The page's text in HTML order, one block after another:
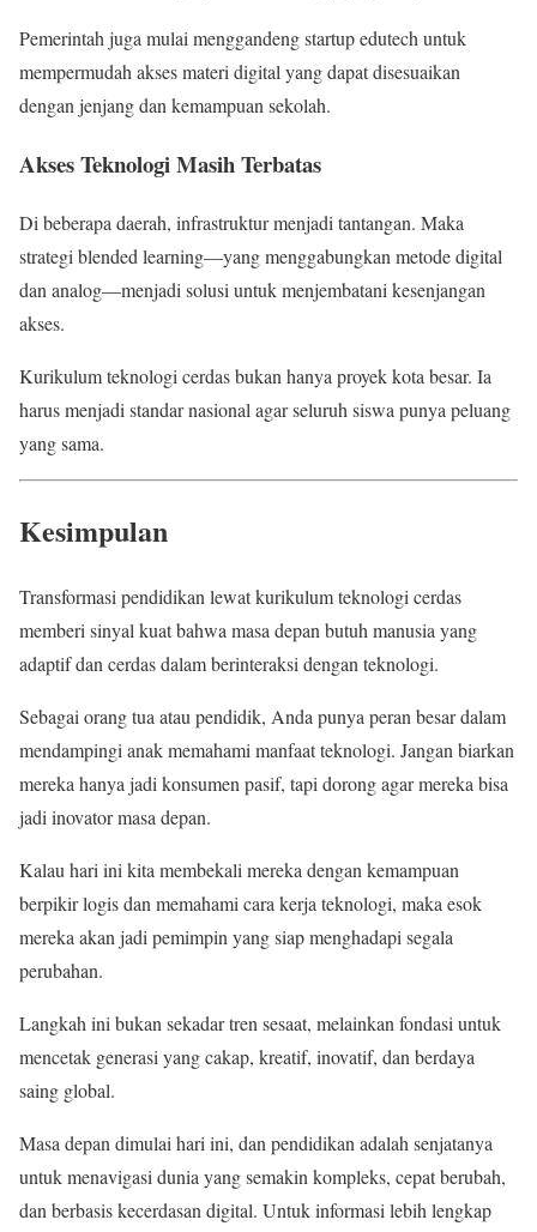
Pemerintah juga mulai menggandeng startup edutech untuk
mempermudah akses materi digital yang dapat disesuaikan
dengan jenjang dan kemampuan sekolah.
Akses Teknologi Masih Terbatas
Di beberapa daerah, infrastruktur menjadi tantangan. Maka
strategi blended learning—yang menggabungkan metode digital
dan analog—menjadi solusi untuk menjembatani kesenjangan
akses.
Kurikulum teknologi cerdas bukan hanya proyek kota besar. Ia
harus menjadi standar nasional agar seluruh siswa punya peluang
yang sama.
Kesimpulan
Transformasi pendidikan lewat kurikulum teknologi cerdas
memberi sinyal kuat bahwa masa depan butuh manusia yang
adaptif dan cerdas dalam berinteraksi dengan teknologi.
Sebagai orang tua atau pendidik, Anda punya peran besar dalam
mendampingi anak memahami manfaat teknologi. Jangan biarkan
mereka hanya jadi konsumen pasif, tapi dorong agar mereka bisa
jadi inovator masa depan.
Kalau hari ini kita membekali mereka dengan kemampuan
berpikir logis dan memahami cara kerja teknologi, maka esok
mereka akan jadi pemimpin yang siap menghadapi segala
perubahan.
Langkah ini bukan sekadar tren sesaat, melainkan fondasi untuk
mencetak generasi yang cakap, kreatif, inovatif, dan berdaya
saing global.
Masa depan dimulai hari ini, dan pendidikan adalah senjatanya
untuk menavigasi dunia yang semakin kompleks, cepat berubah,
dan berbasis kecerdasan digital. Untuk informasi lebih lengkap